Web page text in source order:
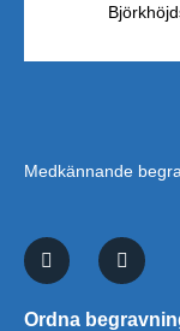
Medkännande
Ordna